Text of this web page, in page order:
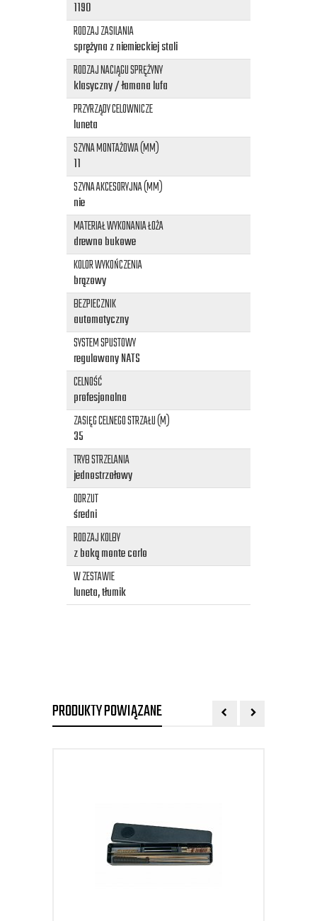
1190
RODZAJ ZASILANIA
sprężyna z niemieckiej stali
RODZAJ NACIĄGU SPRĘŻYNY
klasyczny / łamana lufa
PRZYRZĄDY CELOWNICZE
luneta
SZYNA MONTAŻOWA (MM)
11
SZYNA AKCESORYJNA (MM)
nie
MATERIAŁ WYKONANIA ŁOŻA
drewno bukowe
KOLOR WYKOŃCZENIA
brązowy
BEZPIECZNIK
automatyczny
SYSTEM SPUSTOWY
regulowany NATS
CELNOŚĆ
profesjonalna
ZASIĘG CELNEGO STRZAŁU (M)
35
TRYB STRZELANIA
jednostrzałowy
ODRZUT
średni
RODZAJ KOLBY
z baką monte carlo
W ZESTAWIE
luneta, tłumik
PRODUKTY POWIĄZANE